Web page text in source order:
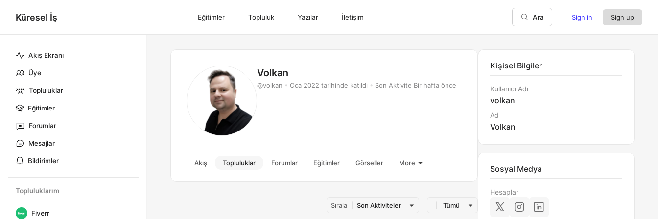
Akış Ekranı
Üye
Topluluklar
Eğitimler
Forumlar
Mesajlar
Bildirimler
Topluluklarım
Fiverr
Küresel İş Eğitimler Topluluk Yazılar İletişim Ara Sign in Sign up
Volkan
@volkan • Oca 2022 tarihinde katıldı • Son Aktivite Bir hafta önce
Akış Topluluklar Forumlar Eğitimler Görseller More
Sırala Son Aktiviteler Tümü
Kişisel Bilgiler
Kullanıcı Adı
volkan
Ad
Volkan
Sosyal Medya
Hesaplar